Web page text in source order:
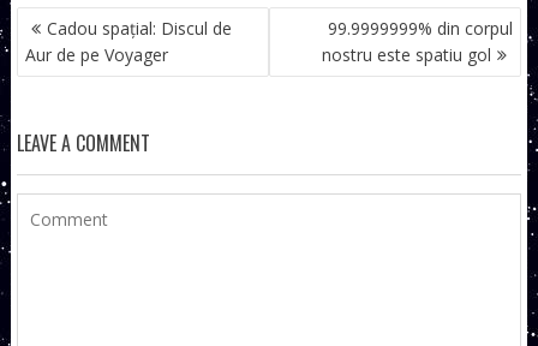
NAVIGARE
ÎN
ARTICOLE
Cadou spațial: Discul de
Aur de pe Voyager
99.9999999% din corpul
nostru este spatiu gol
LEAVE A COMMENT